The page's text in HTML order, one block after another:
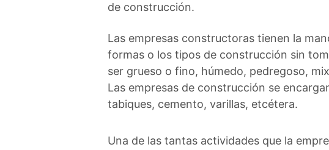
de construcción.
Las empresas constructoras tienen la
formas o los tipos de construcción sin
ser grueso o fino, húmedo, pedregoso,
Las empresas de construcción se
tabiques, cemento, varillas, etcétera.
Una de las tantas actividades que la